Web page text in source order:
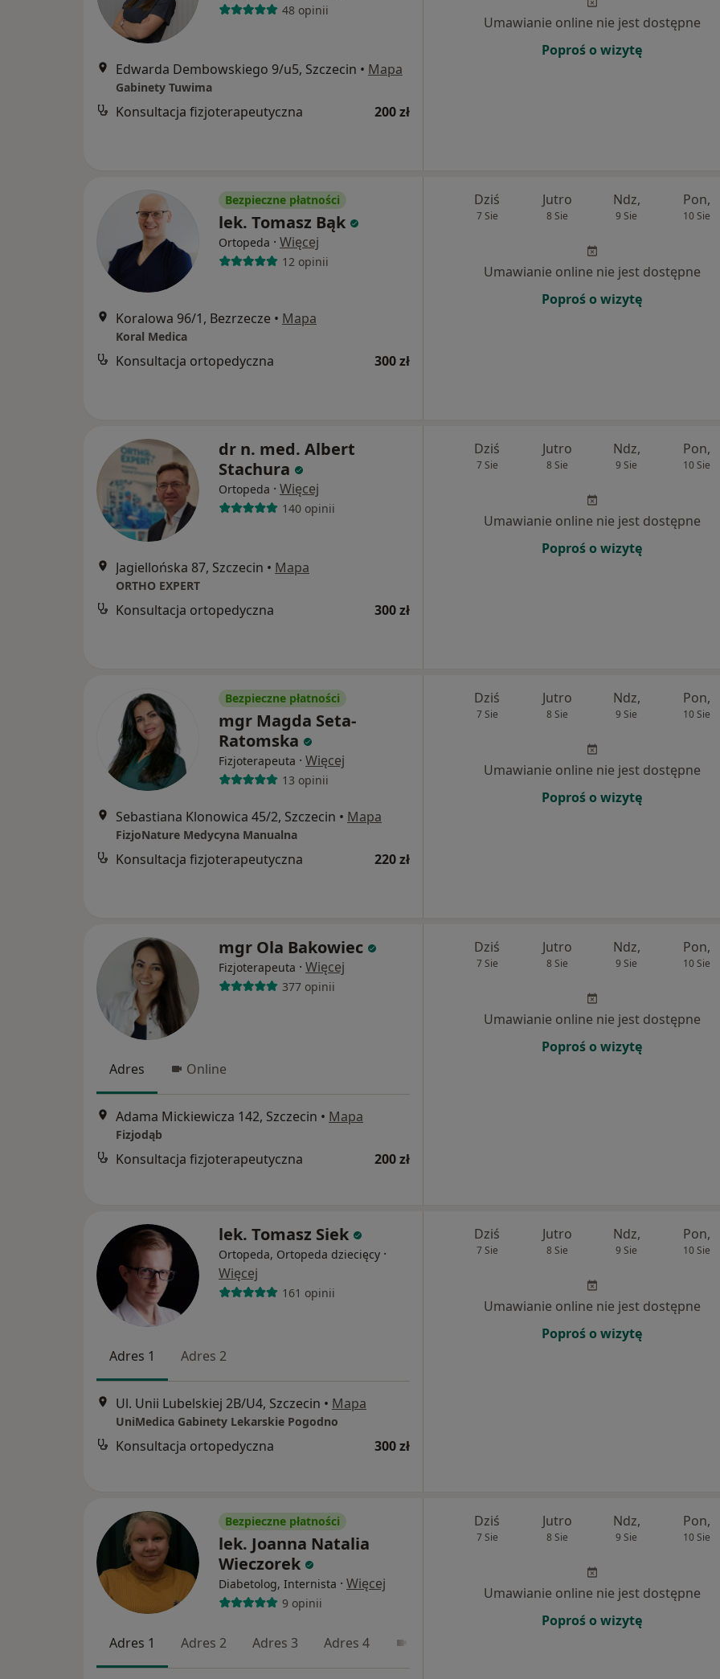
48 opinii
Edwarda Dembowskiego 9/u5, Szczecin • Mapa
Gabinety Tuwima
Konsultacja fizjoterapeutyczna 200 zł
Umawianie online nie jest dostępne
Poproś o wizytę
Bezpieczne płatności
lek. Tomasz Bąk
Ortopeda · Więcej
12 opinii
Koralowa 96/1, Bezrzecze • Mapa
Koral Medica
Konsultacja ortopedyczna 300 zł
Dziś
7 Sie
Jutro
8 Sie
Ndz,
9 Sie
Pon,
10 Sie
Umawianie online nie jest dostępne
Poproś o wizytę
dr n. med. Albert
Stachura
Ortopeda · Więcej
140 opinii
Jagiellońska 87, Szczecin • Mapa
ORTHO EXPERT
Konsultacja ortopedyczna 300 zł
Dziś
7 Sie
Jutro
8 Sie
Ndz,
9 Sie
Pon,
10 Sie
Umawianie online nie jest dostępne
Poproś o wizytę
Bezpieczne płatności
mgr Magda Seta-
Ratomska
Fizjoterapeuta · Więcej
13 opinii
Sebastiana Klonowica 45/2, Szczecin • Mapa
FizjoNature Medycyna Manualna
Konsultacja fizjoterapeutyczna 220 zł
Dziś
7 Sie
Jutro
8 Sie
Ndz,
9 Sie
Pon,
10 Sie
Umawianie online nie jest dostępne
Poproś o wizytę
mgr Ola Bakowiec
Fizjoterapeuta · Więcej
377 opinii
Adres Online
Adama Mickiewicza 142, Szczecin • Mapa
Fizjodąb
Konsultacja fizjoterapeutyczna 200 zł
Dziś
7 Sie
Jutro
8 Sie
Ndz,
9 Sie
Pon,
10 Sie
Umawianie online nie jest dostępne
Poproś o wizytę
lek. Tomasz Siek
Ortopeda, Ortopeda dziecięcy ·
Więcej
161 opinii
Adres 1 Adres 2
Ul. Unii Lubelskiej 2B/U4, Szczecin • Mapa
UniMedica Gabinety Lekarskie Pogodno
Konsultacja ortopedyczna 300 zł
Dziś
7 Sie
Jutro
8 Sie
Ndz,
9 Sie
Pon,
10 Sie
Umawianie online nie jest dostępne
Poproś o wizytę
Bezpieczne płatności
lek. Joanna Natalia
Wieczorek
Diabetolog, Internista · Więcej
9 opinii
Adres 1 Adres 2 Adres 3 Adres 4
Dziś
7 Sie
Jutro
8 Sie
Ndz,
9 Sie
Pon,
10 Sie
Umawianie online nie jest dostępne
Poproś o wizytę